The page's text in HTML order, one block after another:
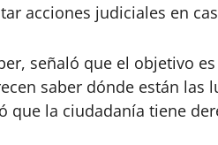
acciones judiciales en
señaló que el objetivo
saber dónde están las
que la ciudadanía tiene